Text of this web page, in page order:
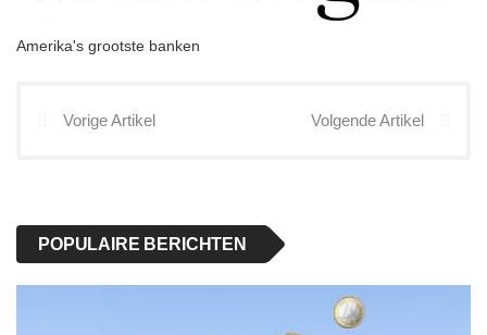
Amerika's grootste banken
Vorige Artikel Volgende Artikel
POPULAIRE BERICHTEN